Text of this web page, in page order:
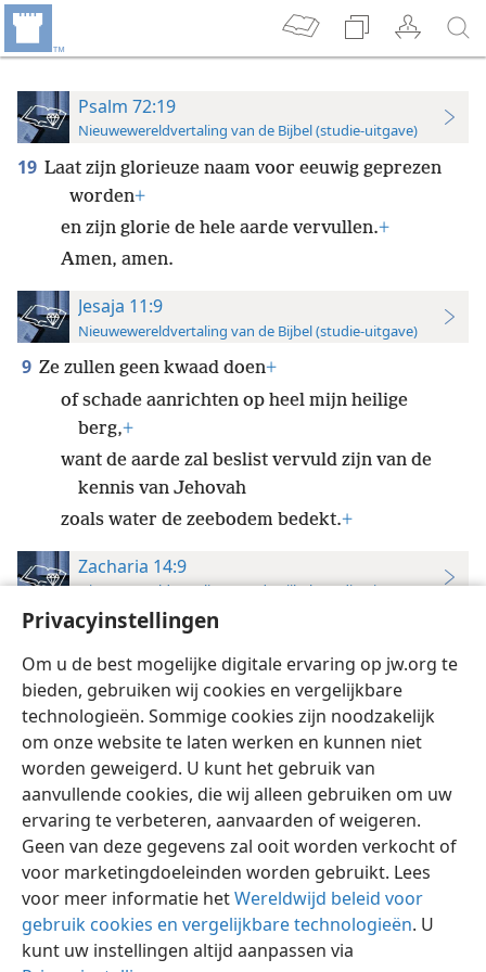
Privacyinstellingen
Om u de best mogelijke digitale ervaring op jw.org te
bieden, gebruiken wij cookies en vergelijkbare
technologieën. Sommige cookies zijn noodzakelijk
om onze website te laten werken en kunnen niet
worden geweigerd. U kunt het gebruik van
aanvullende cookies, die wij alleen gebruiken om uw
ervaring te verbeteren, aanvaarden of weigeren.
Geen van deze gegevens zal ooit worden verkocht of
voor marketingdoeleinden worden gebruikt. Lees
voor meer informatie hetWereldwijd beleid voor
gebruik cookies en vergelijkbare technologieën. U
kunt uw instellingen altijd aanpassen via
Psalm 72:19
Nieuwewereldvertaling van de Bijbel (studie-uitgave)
19 Laat zijn glorieuze naam voor eeuwig geprezen
worden+
en zijn glorie de hele aarde vervullen.+
Amen, amen.
Jesaja 11:9
Nieuwewereldvertaling van de Bijbel (studie-uitgave)
9 Ze zullen geen kwaad doen+
of schade aanrichten op heel mijn heilige
berg,+
want de aarde zal beslist vervuld zijn van de
kennis van Jehovah
zoals water de zeebodem bedekt.+
Zacharia 14:9
Nieuwewereldvertaling van de Bijbel (studie-uitgave)
9 Jehovah zal Koning zijn over de hele aarde.
die dag zal Jehovah één zijn+en zijn naam één.+
Nederlands Instellingen
Copyright © 2026 Watch Tower Bible and Tract Society of Pennsylvania
Gebruiksvoorwaarden Privacybeleid
Privacyinstellingen
Inloggen